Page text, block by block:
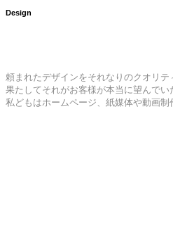
Design
頼まれたデザインをそれなりのクオリテ
果たしてそれがお客様が本当に望んで
私どもはホームページ、紙媒体や動画制